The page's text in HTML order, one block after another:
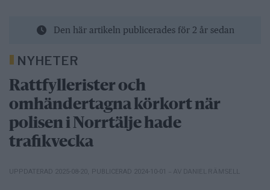
Den här artikeln publicerades för 2 år sedan
NYHETER
Rattfyllerister och
omhändertagna körkort när
polisen i Norrtälje hade
trafikvecka
UPPDATERAD 2025-08-20 PUBLICERAD 2024-10-01 – AV DANIEL RÄMSELL